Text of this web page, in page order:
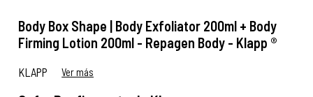
Body Box Shape | Body Exfoliator 200ml + Body
Firming Lotion 200ml - Repagen Body - Klapp ®
KLAPP Ver más